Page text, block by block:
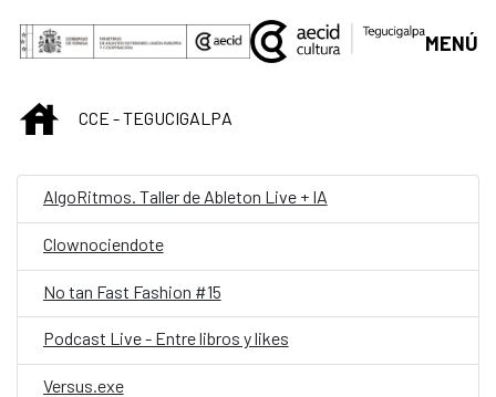
Saltar al contenido principal
MENÚ
INICIOCCE - TEGUCIGALPA
AlgoRitmos. Taller de Ableton Live + IA
Clownociendote
No tan Fast Fashion #15
Podcast Live - Entre libros y likes
Versus.exe